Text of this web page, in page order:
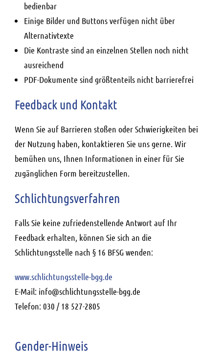
bedienbar
Einige Bilder und Buttons verfügen nicht über
Alternativtexte
Die Kontraste sind an einzelnen Stellen noch nicht
ausreichend
PDF-Dokumente sind größtenteils nicht barrierefrei
Feedback und Kontakt
Wenn Sie auf Barrieren stoßen oder Schwierigkeiten bei
der Nutzung haben, kontaktieren Sie uns gerne. Wir
bemühen uns, Ihnen Informationen in einer für Sie
zugänglichen Form bereitzustellen.
Schlichtungsverfahren
Falls Sie keine zufriedenstellende Antwort auf Ihr
Feedback erhalten, können Sie sich an die
Schlichtungsstelle nach § 16 BFSG wenden:
www.schlichtungsstelle-bgg.de
E-Mail: info@schlichtungsstelle-bgg.de
Telefon: 030 / 18 527-2805
Gender-Hinweis